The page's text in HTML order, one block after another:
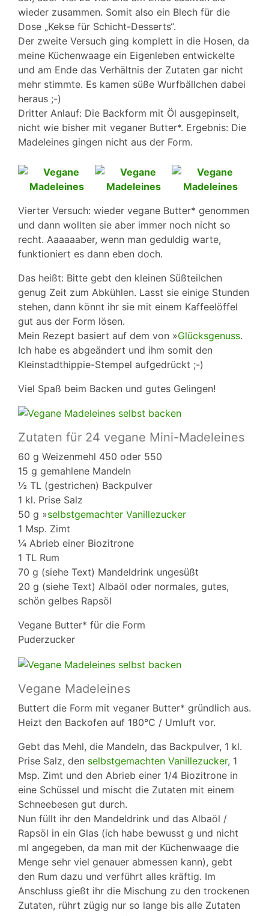
wieder zusammen. Somit also ein Blech für die
Dose „Kekse für Schicht-Desserts“.
Der zweite Versuch ging komplett in die Hosen, da
meine Küchenwaage ein Eigenleben entwickelte
und am Ende das Verhältnis der Zutaten gar nicht
mehr stimmte. Es kamen süße Wurfbällchen dabei
heraus ;-)
Dritter Anlauf: Die Backform mit Öl ausgepinselt,
nicht wie bisher mit veganer Butter*. Ergebnis: Die
Madeleines gingen nicht aus der Form.
Vierter Versuch: wieder vegane Butter* genommen
und dann wollten sie aber immer noch nicht so
recht. Aaaaaaber, wenn man geduldig warte,
funktioniert es dann eben doch.
Das heißt: Bitte gebt den kleinen Süßteilchen
genug Zeit zum Abkühlen. Lasst sie einige Stunden
stehen, dann könnt ihr sie mit einem Kaffeelöffel
gut aus der Form lösen.
Mein Rezept basiert auf dem von »Glücksgenuss.
Ich habe es abgeändert und ihm somit den
Kleinstadthippie-Stempel aufgedrückt ;-)
Viel Spaß beim Backen und gutes Gelingen!
Zutaten für 24 vegane Mini-Madeleines
60 g Weizenmehl 450 oder 550
15 g gemahlene Mandeln
½ TL (gestrichen) Backpulver
1 kl. Prise Salz
50 g »selbstgemachter Vanillezucker
1 Msp. Zimt
¼ Abrieb einer Biozitrone
1 TL Rum
70 g (siehe Text) Mandeldrink ungesüßt
20 g (siehe Text) Albaöl oder normales, gutes,
schön gelbes Rapsöl
Vegane Butter* für die Form
Puderzucker
Vegane Madeleines
Buttert die Form mit veganer Butter* gründlich aus.
Heizt den Backofen auf 180°C / Umluft vor.
Gebt das Mehl, die Mandeln, das Backpulver, 1 kl.
Prise Salz, den selbstgemachten Vanillezucker, 1
Msp. Zimt und den Abrieb einer 1/4 Biozitrone in
eine Schüssel und mischt die Zutaten mit einem
Schneebesen gut durch.
Nun füllt ihr den Mandeldrink und das Albaöl /
Rapsöl in ein Glas (ich habe bewusst g und nicht
ml angegeben, da man mit der Küchenwaage die
Menge sehr viel genauer abmessen kann), gebt
den Rum dazu und verführt alles kräftig. Im
Anschluss gießt ihr die Mischung zu den trockenen
Zutaten, rührt zügig nur so lange bis alle Zutaten